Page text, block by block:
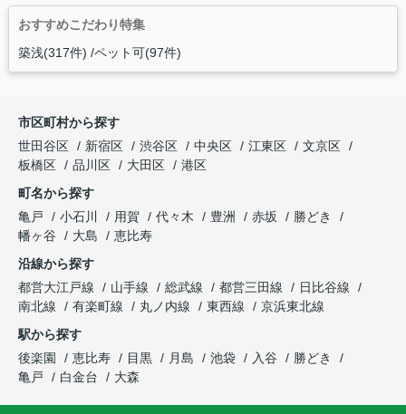
おすすめこだわり特集
築浅(317件) ペット可(97件)
市区町村から探す
世田谷区
新宿区 渋谷区 中央区 江東区
文京区
板橋区
品川区 大田区
港区
町名から探す
亀戸
小石川 用賀 代々木 豊洲 赤坂
勝どき
幡ヶ谷
大島
恵比寿
沿線から探す
都営大江戸線
山手線 総武線 都営三田線
日比谷線
南北線
有楽町線 丸ノ内線 東西線
京浜東北線
駅から探す
後楽園
恵比寿 目黒 月島 池袋 入谷
勝どき
亀戸
白金台 大森